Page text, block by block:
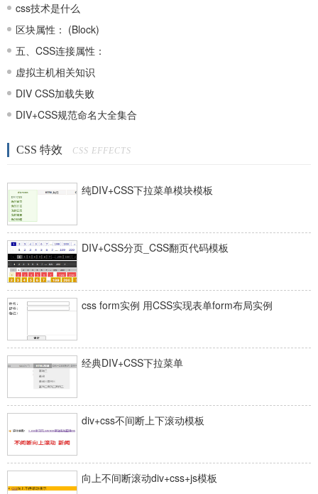
css技术是什么
区块属性： (Block)
五、CSS连接属性：
虚拟主机相关知识
DIV CSS加载失败
DIV+CSS规范命名大全集合
CSS 特效 CSS EFFECTS
纯DIV+CSS下拉菜单模块模板
DIV+CSS分页_CSS翻页代码模板
css form实例 用CSS实现表单form布局实例
经典DIV+CSS下拉菜单
div+css不间断上下滚动模板
向上不间断滚动div+css+js模板